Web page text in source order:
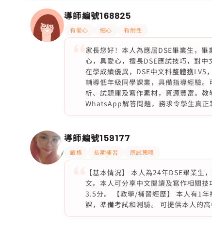
導師編號168825
有愛心 細心 有耐性
家長您好！本人為應屆DSE畢業生，
心，具愛心，擅長DSE應試技巧，對
在學成績優異，DSE中文科整體獲LV5
輔導低年級同學課業，具備指導經驗
析、試題庫及寫作素材，資源豐富。
WhatsApp解答問題，務求令學生真正
導師編號159177
嚴格 長期補習 應試策略
【基本情況】 本人為24年DSE畢業生
文。本人可分享中文閱讀及寫作相關
3.5分。 【教學/補習經歷】 本人有1
課，準備考試和測驗。 可提供本人的